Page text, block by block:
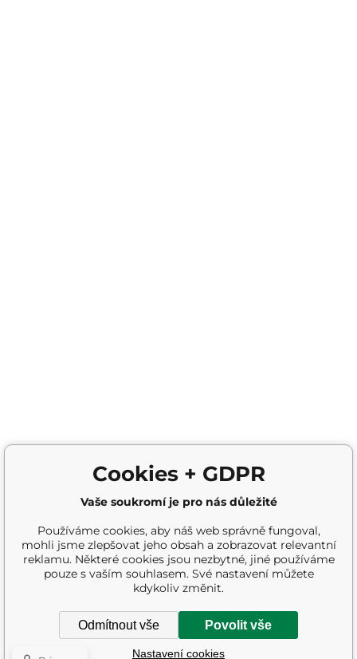
Cookies + GDPR
Vaše soukromí je pro nás důležité
Používáme cookies, aby náš web správně fungoval,
mohli jsme zlepšovat jeho obsah a zobrazovat relevantní
reklamu. Některé cookies jsou nezbytné, jiné používáme
pouze s vaším souhlasem. Své nastavení můžete
kdykoliv změnit.
Odmítnout vše Povolit vše
Nastavení cookies